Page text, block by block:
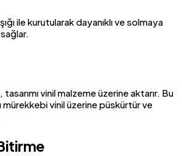
ile kurutularak dayanıklı ve solmaya
vinil malzeme üzerine aktarır. Bu
mürekkebi vinil üzerine püskürtür ve